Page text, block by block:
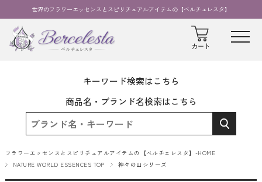
世界のフラワーエッセンスとスピリチュアルアイテムの【ベルチェレスタ】
キーワード検索はこちら
商品名・ブランド名検索はこちら
フラワーエッセンスとスピリチュアルアイテムの【ベルチェレスタ】-HOME
NATURE WORLD ESSENCES TOP
神々の山シリーズ